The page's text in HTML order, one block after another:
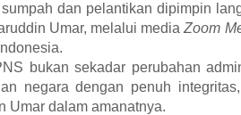
dan pelantikan dipimpin
Umar, melalui mediaZoom
bukan sekadar perubahan
negara dengan penuh
Umar dalam amanatnya.